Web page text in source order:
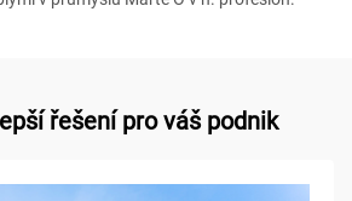
řešení pro váš podnik